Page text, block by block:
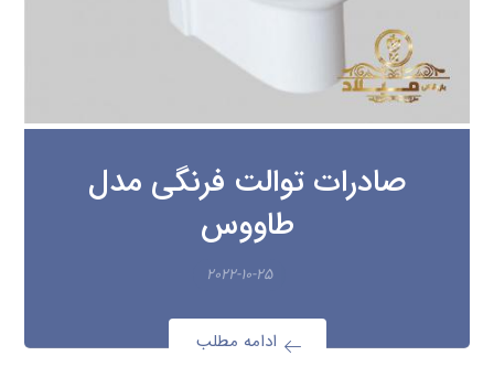
صادرات توالت فرنگی مدل
طاووس
۲۰۲۲-۱۰-۲۵
ادامه مطلب